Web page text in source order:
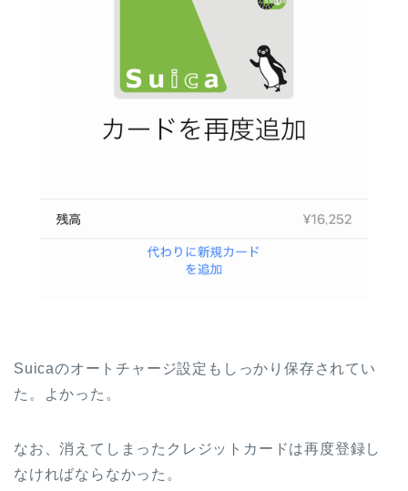
Suicaのオートチャージ設定もしっかり保存されてい
た。よかった。
なお、消えてしまったクレジットカードは再度登録し
なければならなかった。